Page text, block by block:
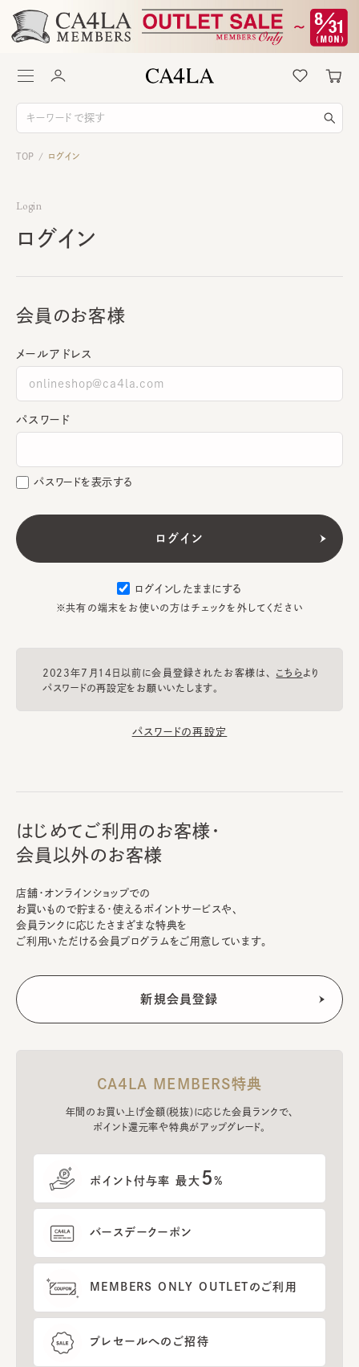
TOP / ログイン
Login
ログイン
会員のお客様
メールアドレス
パスワード
パスワードを表示する
ログインしたままにする
※共有の端末をお使いの方はチェックを外してください
2023年7月14日以前に会員登録されたお客様は、 こちらより
パスワードの再設定をお願いいたします。
パスワードの再設定
はじめてご利用のお客様・
会員以外のお客様
店舗・オンラインショップでの
お買いもので貯まる・使えるポイントサービスや、
会員ランクに応じたさまざまな特典を
ご利用いただける会員プログラムをご用意しています。
CA4LA MEMBERS特典
年間のお買い上げ金額(税抜)に応じた会員ランクで、
ポイント還元率や特典がアップグレード。
ポイント付与率 最大 5%
バースデークーポン
MEMBERS ONLY OUTLETのご利用
プレセールへのご招待